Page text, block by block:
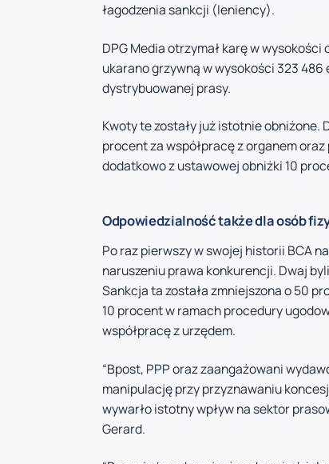
łagodzenia sankcji (leniency).
DPG Media otrzymał karę w wysokości
ukarano grzywną w wysokości 323
dystrybuowanej prasy.
Kwoty te zostały już istotnie obniżone.
procent za współpracę z organem
dodatkowo z ustawowej obniżki 10
Odpowiedzialność także dla osób
Po raz pierwszy w swojej historii BCA
naruszeniu prawa konkurencji. Dwaj
Sankcja ta została zmniejszona o 50
10 procent w ramach procedury
współpracę z urzędem.
“Bpost, PPP oraz zaangażowani
manipulację przy przyznawaniu
wywarło istotny wpływ na sektor
Gerard.